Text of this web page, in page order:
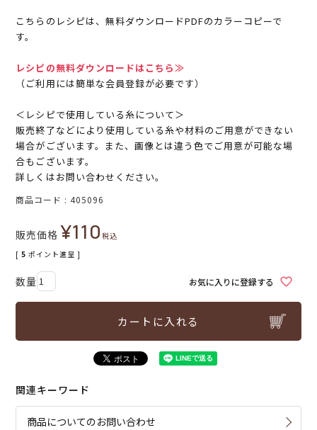
こちらのレシピは、無料ダウンロードPDFのカラーコピーで
す。
レシピの無料ダウンロードはこちら≫
（ご利用には簡単な会員登録が必要です）
＜レシピで使用している糸について＞
販売終了などにより使用している糸や材料のご用意ができない
場合がございます。また、画像とは違う色でご用意が可能な場
合もございます。
詳しくはお問い合わせください。
商品コード 405096
販売価格 ¥110税込
[ 5 ポイント進呈 ]
お気に入りに登録する
カートに入れる
関連キーワード
商品についてのお問い合わせ